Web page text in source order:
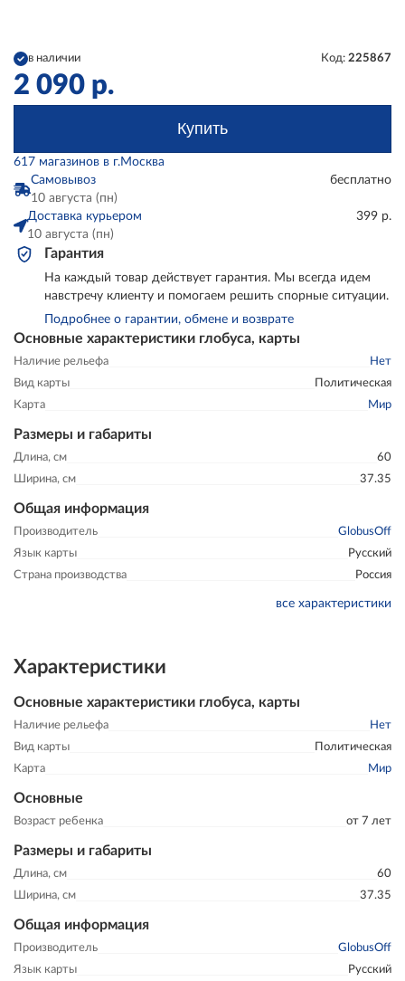
Основные характеристики глобуса, карты
Наличие рельефа
Нет
Вид карты
Политическая
Карта
Мир
Размеры и габариты
Длина, см
60
Ширина, см
37.35
Общая информация
Производитель
GlobusOff
Язык карты
Русский
Страна производства
Россия
все характеристики
в наличии Код: 225867
2 090 р.
Купить
617 магазинов в г.Москва
Самовывоз
10 августа (пн)
бесплатно
Доставка курьером
10 августа (пн)
399 р.
Гарантия
На каждый товар действует гарантия. Мы всегда идем
навстречу клиенту и помогаем решить спорные ситуации.
Подробнее о гарантии, обмене и возврате
Характеристики
Основные характеристики глобуса, карты
Наличие рельефа
Нет
Вид карты
Политическая
Карта
Мир
Основные
Возраст ребенка от 7 лет
Размеры и габариты
Длина, см
60
Ширина, см
37.35
Общая информация
Производитель
GlobusOff
Язык карты
Русский